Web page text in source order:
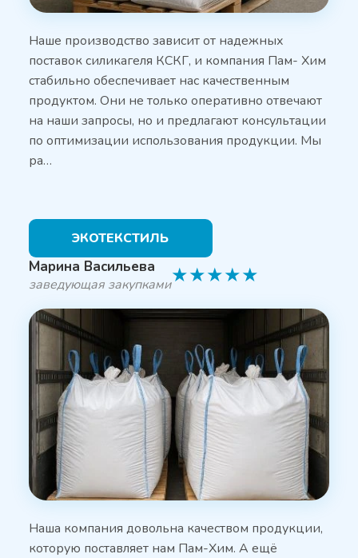
Наше производство зависит от надежных
поставок силикагеля КСКГ, и компания Пам- Хим
стабильно обеспечивает нас качественным
продуктом. Они не только оперативно отвечают
на наши запросы, но и предлагают консультации
по оптимизации использования продукции. Мы
ра…
ЭКОТЕКСТИЛЬ
Марина Васильева
заведующая закупками★★★★★
Наша компания довольна качеством продукции,
которую поставляет нам Пам-Хим. А ещё